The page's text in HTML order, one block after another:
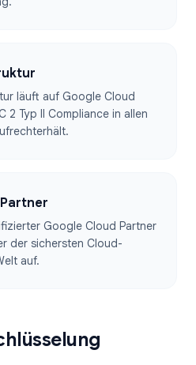
läuft auf Google Cloud
2 Typ II Compliance in allen
Google Cloud Partner
der sichersten Cloud-
auf.